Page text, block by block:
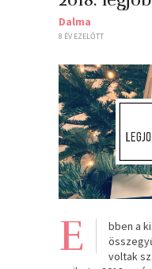
Dalma
8 ÉV EZELŐTT
E
bben a
voltak